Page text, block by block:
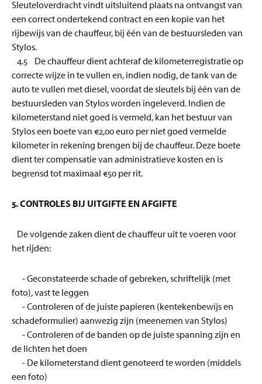
Sleuteloverdracht vindt uitsluitend plaats na ontvangst van
een correct ondertekend contract en een kopie van het
rijbewijs van de chauffeur, bij één van de bestuursleden van
Stylos.
4.5 De chauffeur dient achteraf de kilometerregistratie op
correcte wijze in te vullen en, indien nodig, de tank van de
auto te vullen met diesel, voordat de sleutels bij één van de
bestuursleden van Stylos worden ingeleverd. Indien de
kilometerstand niet goed is vermeld, kan het bestuur van
Stylos een boete van €2,00 euro per niet goed vermelde
kilometer in rekening brengen bij de chauffeur. Deze boete
dient ter compensatie van administratieve kosten en is
begrensd tot maximaal €50 per rit.
5. CONTROLES BIJ UITGIFTE EN AFGIFTE
De volgende zaken dient de chauffeur uit te voeren voor
het rijden:
- Geconstateerde schade of gebreken, schriftelijk (met
foto), vast te leggen
- Controleren of de juiste papieren (kentekenbewijs en
schadeformulier) aanwezig zijn (meenemen van Stylos)
- Controleren of de banden op de juiste spanning zijn en
de lichten het doen
- De kilometerstand dient genoteerd te worden (middels
een foto)